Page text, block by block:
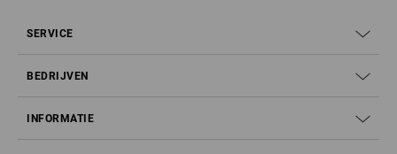
SERVICE
BEDRIJVEN
INFORMATIE